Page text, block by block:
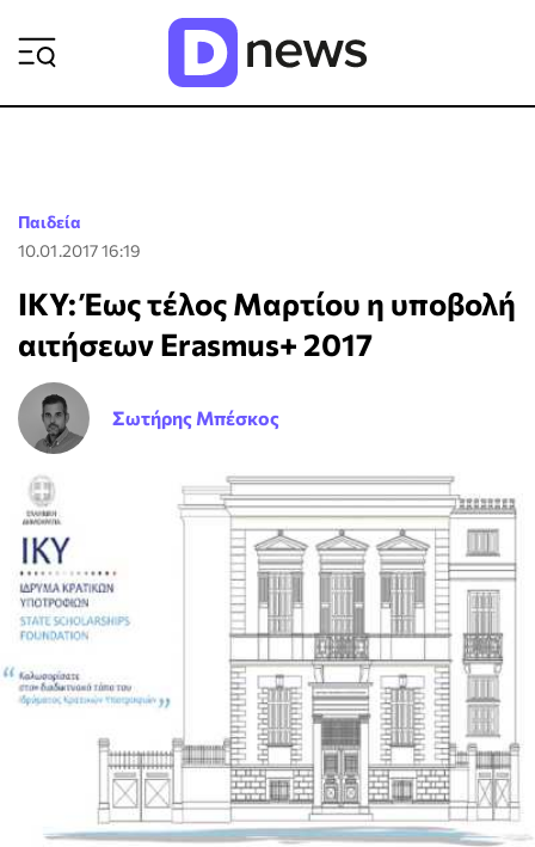
Παιδεία
10.01.2017 16:19
ΙΚΥ: Έως τέλος Μαρτίου η υποβολή
αιτήσεων Erasmus+ 2017
Σωτήρης Μπέσκος